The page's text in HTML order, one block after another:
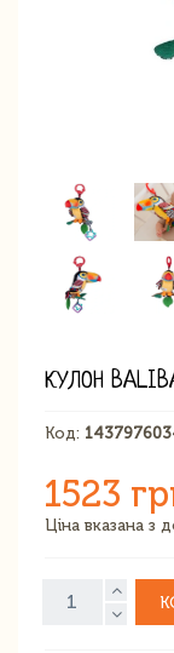
КУЛОН
Код:
1523
Ціна вказана з